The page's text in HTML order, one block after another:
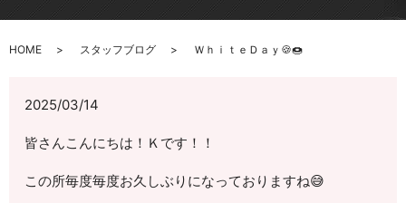
HOME スタッフブログ ＷｈｉｔｅＤａｙ🍪🍩
2025/03/14
皆さんこんにちは！Ｋです！！
この所毎度毎度お久しぶりになっておりますね😅